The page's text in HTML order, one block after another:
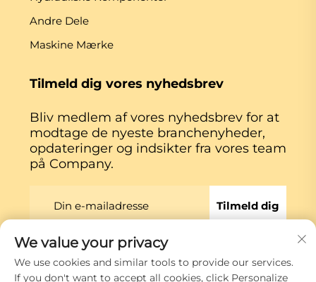
Andre Dele
Maskine Mærke
Tilmeld dig vores nyhedsbrev
Bliv medlem af vores nyhedsbrev for at
modtage de nyeste branchenyheder,
opdateringer og indsikter fra vores team
på Company.
Tilmeld dig
Copyright © Xiamen Globe Machine Co.,ltd.
Privatlivspolitik
We value your privacy
We use cookies and similar tools to provide our services.
If you don't want to accept all cookies, click Personalize